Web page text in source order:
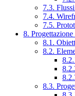
7.3.
7.4.
7.5.
8.
8.1.
8.2.
8.3.